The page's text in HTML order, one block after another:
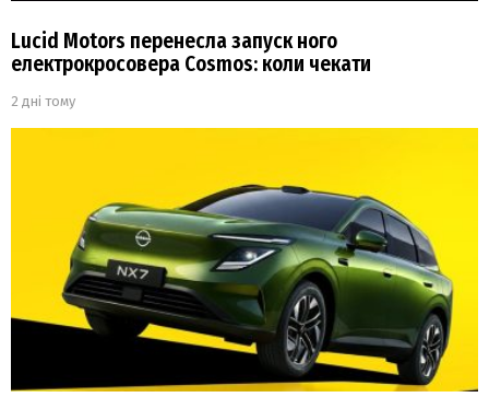
Lucid Motors перенесла запуск ного
електрокросовера Cosmos: коли чекати
2 дні тому